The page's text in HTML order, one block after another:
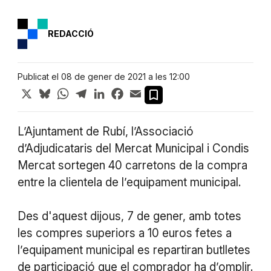
REDACCIÓ
Publicat el 08 de gener de 2021 a les 12:00
X BlueskyWhatsApp
TelegramLinkedInFacebook
Email
L’Ajuntament de Rubí, l’Associació
d’Adjudicataris del Mercat Municipal i Condis
Mercat sortegen 40 carretons de la compra
entre la clientela de l’equipament municipal.
Des d'aquest dijous, 7 de gener, amb totes
les compres superiors a 10 euros fetes a
l’equipament municipal es repartiran butlletes
de participació que el comprador ha d’omplir.